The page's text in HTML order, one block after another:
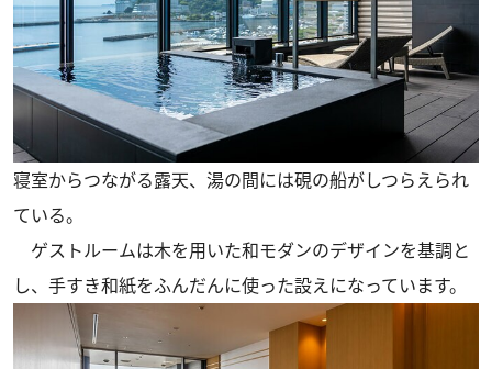
寝室からつながる露天、湯の間には硯の船がしつらえられ
ている。
ゲストルームは木を用いた和モダンのデザインを基調と
し、手すき和紙をふんだんに使った設えになっています。